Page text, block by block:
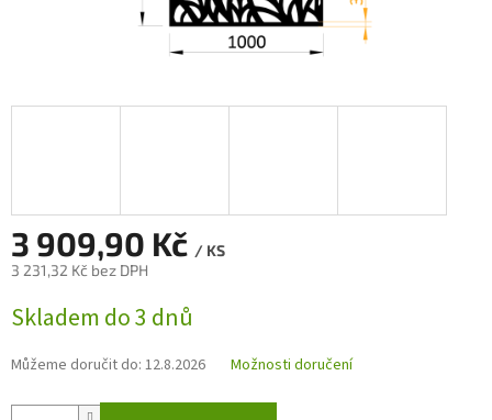
3 909,90 Kč / KS
3 231,32 Kč bez DPH
cena:
Skladem do 3 dnů
Můžeme doručit do: 12.8.2026 Možnosti doručení